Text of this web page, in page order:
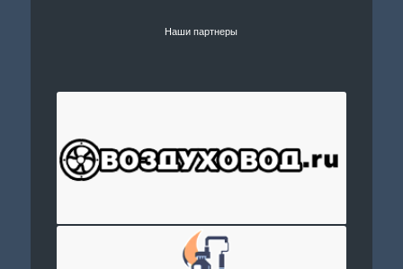
Наши партнеры